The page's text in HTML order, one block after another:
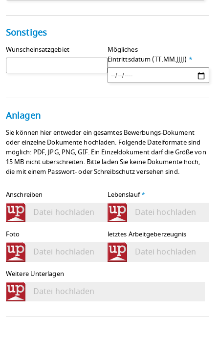
Sonstiges
Wunscheinsatzgebiet
Mögliches
Eintrittsdatum (TT.MM.JJJJ) *
Anlagen
Sie können hier entweder ein gesamtes Bewerbungs-Dokument
oder einzelne Dokumente hochladen. Folgende Dateiformate sind
möglich: PDF, JPG, PNG, GIF. Ein Einzeldokument darf die Größe von
15 MB nicht überschreiten. Bitte laden Sie keine Dokumente hoch,
die mit einem Passwort- oder Schreibschutz versehen sind.
Anschreiben
Datei hochladen
Lebenslauf*
Datei hochladen
Foto
Datei hochladen
letztes Arbeitgeberzeugnis
Datei hochladen
Weitere Unterlagen
Datei hochladen